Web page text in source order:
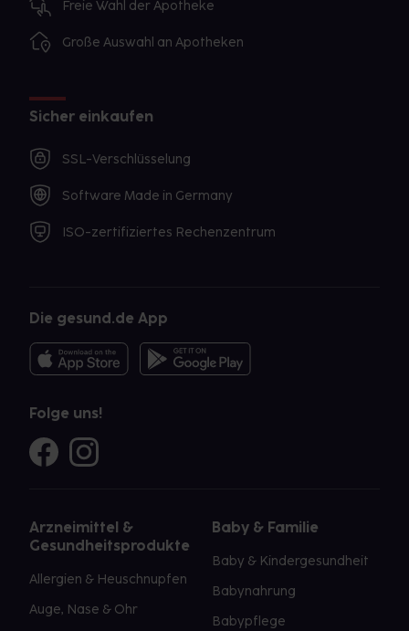
Freie Wahl der Apotheke
Große Auswahl an Apotheken
Sicher einkaufen
SSL-Verschlüsselung
Software Made in Germany
ISO-zertifiziertes Rechenzentrum
Die gesund.de App
Folge uns!
Arzneimittel &
Gesundheitsprodukte
Allergien & Heuschnupfen
Auge, Nase & Ohr
Baby & Familie
Baby & Kindergesundheit
Babynahrung
Babypflege